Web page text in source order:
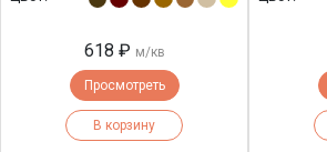
618 ₽ м/кв
Просмотреть
В корзину